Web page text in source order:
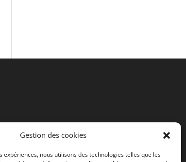
Gestion des cookies
expériences, nous utilisons des technologies telles que les